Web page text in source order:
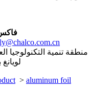
> aluminum foil